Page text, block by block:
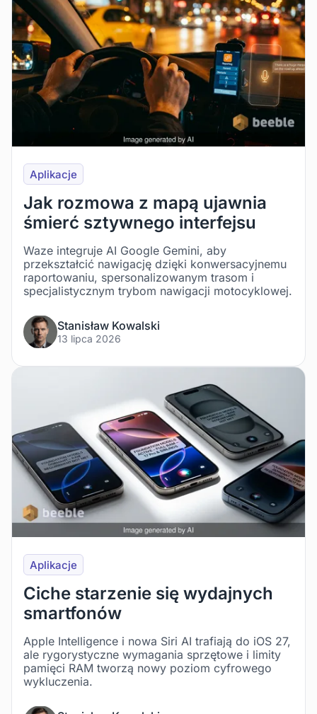
Aplikacje
Jak rozmowa z mapą ujawnia
śmierć sztywnego interfejsu
Waze integruje AI Google Gemini, aby
przekształcić nawigację dzięki konwersacyjnemu
raportowaniu, spersonalizowanym trasom i
specjalistycznym trybom nawigacji motocyklowej.
Stanisław Kowalski
13 lipca 2026
Aplikacje
Ciche starzenie się wydajnych
smartfonów
Apple Intelligence i nowa Siri AI trafiają do iOS 27,
ale rygorystyczne wymagania sprzętowe i limity
pamięci RAM tworzą nowy poziom cyfrowego
wykluczenia.